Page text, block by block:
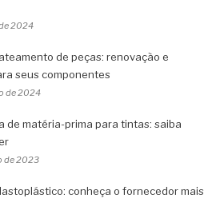
2024
de peças: renovação e
seus componentes
de 2024
de matéria-prima para tintas: saiba
de 2023
conheça o fornecedor mais